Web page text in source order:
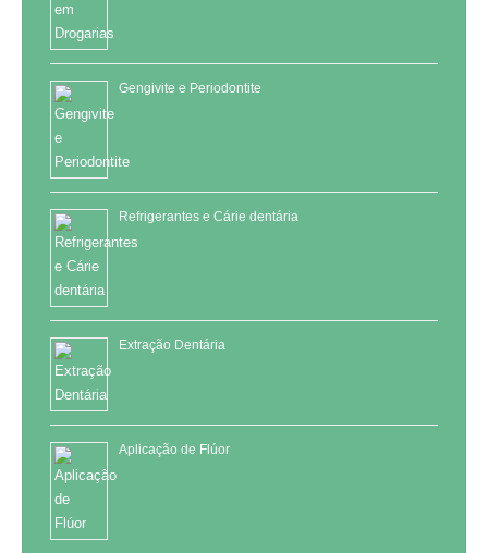
Gengivite e Periodontite
Refrigerantes e Cárie dentária
Extração Dentária
Aplicação de Flúor